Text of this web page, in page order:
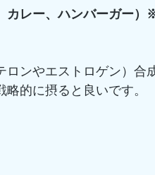
カレー、ハンバーガー
ロンやエストロゲン）合
的に摂ると良いです。